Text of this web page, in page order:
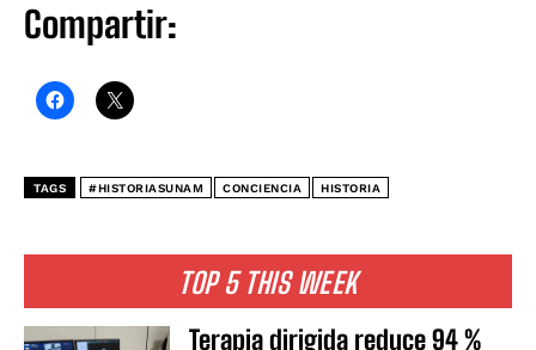
TOP 5 THIS WEEK
Terapia dirigida reduce 94 %
Compartir:
TAGS #HISTORIASUNAM CONCIENCIA HISTORIA